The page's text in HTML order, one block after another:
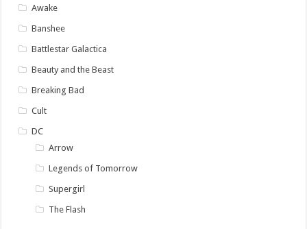
Awake
Banshee
Battlestar Galactica
Beauty and the Beast
Breaking Bad
Cult
DC
Arrow
Legends of Tomorrow
Supergirl
The Flash